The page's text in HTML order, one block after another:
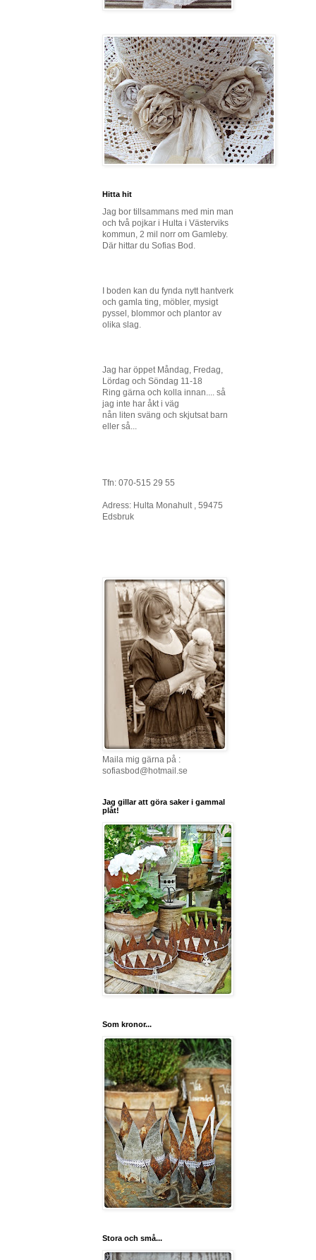
Hitta hit
Jag bor tillsammans med min man
och två pojkar i Hulta i Västerviks
kommun, 2 mil norr om Gamleby.
Där hittar du Sofias Bod.
I boden kan du fynda nytt hantverk
och gamla ting, möbler, mysigt
pyssel, blommor och plantor av
olika slag.
Jag har öppet Måndag, Fredag,
Lördag och Söndag 11-18
Ring gärna och kolla innan.... så
jag inte har åkt i väg
nån liten sväng och skjutsat barn
eller så...
Tfn: 070-515 29 55
Adress: Hulta Monahult , 59475
Edsbruk
Maila mig gärna på :
sofiasbod@hotmail.se
Jag gillar att göra saker i gammal
plåt!
Som kronor...
Stora och små...